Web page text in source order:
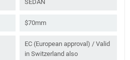
SEDAN
$70mm
EC (European approval) / Valid
in Switzerland also